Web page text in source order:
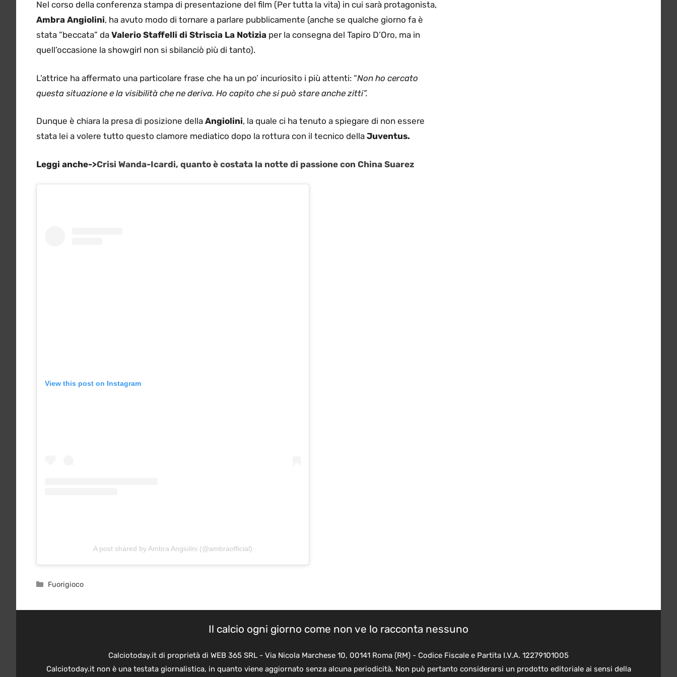
Nel corso della conferenza stampa di presentazione del film (Per tutta la vita) in cui sarà protagonista,
Ambra Angiolini, ha avuto modo di tornare a parlare pubblicamente (anche se qualche giorno fa è
stata ”beccata” da Valerio Staffelli di Striscia La Notizia per la consegna del Tapiro D’Oro, ma in
quell’occasione la showgirl non si sbilanciò più di tanto).
L’attrice ha affermato una particolare frase che ha un po’ incuriosito i più attenti: “Non ho cercato
questa situazione e la visibilità che ne deriva. Ho capito che si può stare anche zitti”.
Dunque è chiara la presa di posizione della Angiolini, la quale ci ha tenuto a spiegare di non essere
stata lei a volere tutto questo clamore mediatico dopo la rottura con il tecnico della Juventus.
Leggi anche->Crisi Wanda-Icardi, quanto è costata la notte di passione con China Suarez
View this post on Instagram
A post shared by Ambra Angiolini (@ambraofficial)
Categorie
Fuorigioco
Il calcio ogni giorno come non ve lo racconta nessuno
Calciotoday.it di proprietà di WEB 365 SRL - Via Nicola Marchese 10, 00141 Roma (RM) - Codice Fiscale e Partita I.V.A. 12279101005
Calciotoday.it non è una testata giornalistica, in quanto viene aggiornato senza alcuna periodicità. Non può pertanto considerarsi un prodotto editoriale ai sensi della